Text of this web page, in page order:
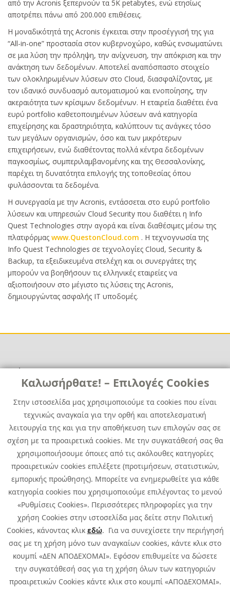
Καλωσήρθατε! – Επιλογές Cookies
Στην ιστοσελίδα μας χρησιμοποιούμε τα cookies που είναι
τεχνικώς αναγκαία για την ορθή και αποτελεσματική
λειτουργία της και για την αποθήκευση των επιλογών σας σε
σχέση με τα προαιρετικά cookies. Με την συγκατάθεσή σας θα
χρησιμοποιήσουμε όποιες από τις ακόλουθες κατηγορίες
προαιρετικών cookies επιλέξετε (προτιμήσεων, στατιστικών,
εμπορικής προώθησης). Μπορείτε να ενημερωθείτε για κάθε
κατηγορία cookies που χρησιμοποιούμε επιλέγοντας το μενού
«Ρυθμίσεις Cookies». Περισσότερες πληροφορίες για την
χρήση Cookies στην ιστοσελίδα μας δείτε στην Πολιτική
Cookies, κάνοντας κλικ εδώ. Για να συνεχίσετε την περιήγησή
σας με τη χρήση μόνο των αναγκαίων cookies, κάντε κλικ στο
κουμπί «ΔΕΝ ΑΠΟΔΕΧΟΜΑΙ». Εφόσον επιθυμείτε να δώσετε
την συγκατάθεσή σας για τη χρήση όλων των κατηγοριών
προαιρετικών Cookies κάντε κλικ στο κουμπί «ΑΠΟΔΕΧΟΜΑΙ».
από την Acronis ξεπερνούν τα 5K petabytes, ενώ ετησίως
αποτρέπει πάνω από 200.000 επιθέσεις.
Η μοναδικότητά της Acronis έγκειται στην προσέγγισή της για
“All-in-one” προστασία στον κυβερνοχώρο, καθώς ενσωματώνει
σε μια λύση την πρόληψη, την ανίχνευση, την απόκριση και την
ανάκτηση των δεδομένων. Αποτελεί αναπόσπαστο στοιχείο
των ολοκληρωμένων λύσεων στο Cloud, διασφαλίζοντας, με
τον ιδανικό συνδυασμό αυτοματισμού και ενοποίησης, την
ακεραιότητα των κρίσιμων δεδομένων. Η εταιρεία διαθέτει ένα
ευρύ portfolio καθετοποιημένων λύσεων ανά κατηγορία
επιχείρησης και δραστηριότητα, καλύπτουν τις ανάγκες τόσο
των μεγάλων οργανισμών, όσο και των μικρότερων
επιχειρήσεων, ενώ διαθέτοντας πολλά κέντρα δεδομένων
παγκοσμίως, συμπεριλαμβανομένης και της Θεσσαλονίκης,
παρέχει τη δυνατότητα επιλογής της τοποθεσίας όπου
φυλάσσονται τα δεδομένα.
Η συνεργασία με την Acronis, εντάσσεται στο ευρύ portfolio
λύσεων και υπηρεσιών Cloud Security που διαθέτει η Info
Quest Technologies στην αγορά και είναι διαθέσιμες μέσω της
πλατφόρμας www.QuestonCloud.com . Η τεχνογνωσία της
Info Quest Technologies σε τεχνολογίες Cloud, Security &
Backup, τα εξειδικευμένα στελέχη και οι συνεργάτες της
μπορούν να βοηθήσουν τις ελληνικές εταιρείες να
αξιοποιήσουν στο μέγιστο τις λύσεις της Acronis,
δημιουργώντας ασφαλής IT υποδομές.
Χρήσιμα
Χρήσιμα
Επικοινωνία
Media Kit
Καριέρα
Όμιλος Quest
Site Map